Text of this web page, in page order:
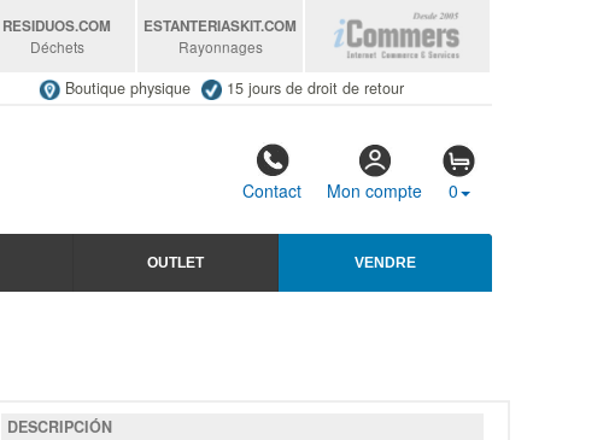
RESIDUOS.COM
Déchets
ESTANTERIASKIT.COM
Rayonnages
Boutique physique 15 jours de droit de retour
Contact Mon compte 0
OUTLET VENDRE
DESCRIPCIÓN